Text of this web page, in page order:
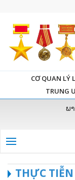
CƠ QUAN LÝ
TRUNG
ພ
THỰC